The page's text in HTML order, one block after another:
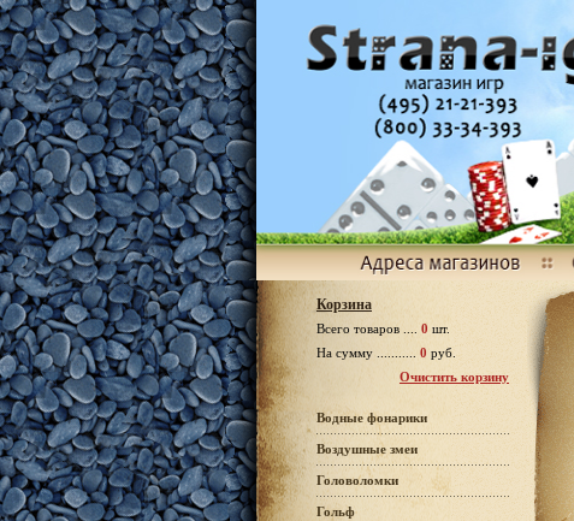
Корзина
Всего товаров .... 0 шт.
На сумму ........... 0 руб.
Очистить корзину
Водные фонарики
Воздушные змеи
Головоломки
Гольф